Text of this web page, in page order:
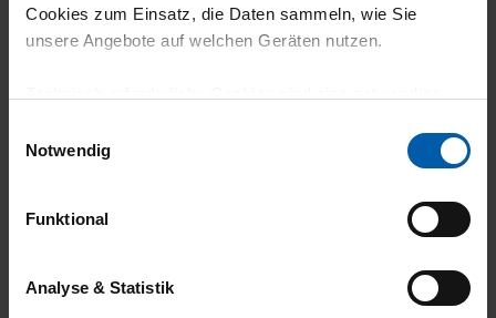
Cookies zum Einsatz, die Daten sammeln, wie Sie
unsere Angebote auf welchen Geräten nutzen.
grundlegende Funktionen wie etwa zur Auswahl und
gewährleisten.
Für die Darstellung personalisierter Angebote, Anzeigen
und Inhalte aufgrund Ihres Nutzerverhaltens und Ihres
Notwendig
Funktional
Analyse & Statistik
climate-neutral
Family business
14 day return policy
100% Made in